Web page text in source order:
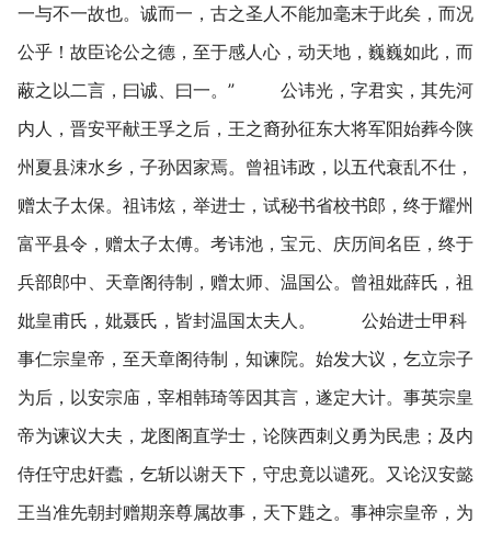
一与不一故也。诚而一，古之圣人不能加毫末于此矣，而况
公乎！故臣论公之德，至于感人心，动天地，巍巍如此，而
蔽之以二言，曰诚、曰一。” 公讳光，字君实，其先河
内人，晋安平献王孚之后，王之裔孙征东大将军阳始葬今陕
州夏县涑水乡，子孙因家焉。曾祖讳政，以五代衰乱不仕，
赠太子太保。祖讳炫，举进士，试秘书省校书郎，终于耀州
富平县令，赠太子太傅。考讳池，宝元、庆历间名臣，终于
兵部郎中、天章阁待制，赠太师、温国公。曾祖妣薛氏，祖
妣皇甫氏，妣聂氏，皆封温国太夫人。 公始进士甲科
事仁宗皇帝，至天章阁待制，知谏院。始发大议，乞立宗子
为后，以安宗庙，宰相韩琦等因其言，遂定大计。事英宗皇
帝为谏议大夫，龙图阁直学士，论陕西刺义勇为民患；及内
侍任守忠奸蠹，乞斩以谢天下，守忠竟以谴死。又论汉安懿
王当准先朝封赠期亲尊属故事，天下韪之。事神宗皇帝，为